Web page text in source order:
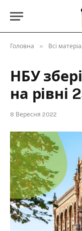
Головна » Всі
НБУ
на рівні
8 Вересня 2022